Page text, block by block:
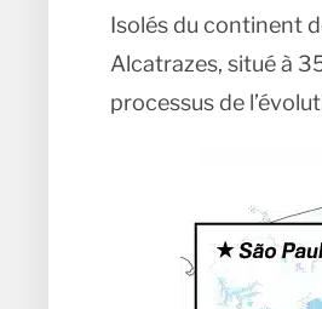
Isolés du continent
Alcatrazes, situé à
processus de